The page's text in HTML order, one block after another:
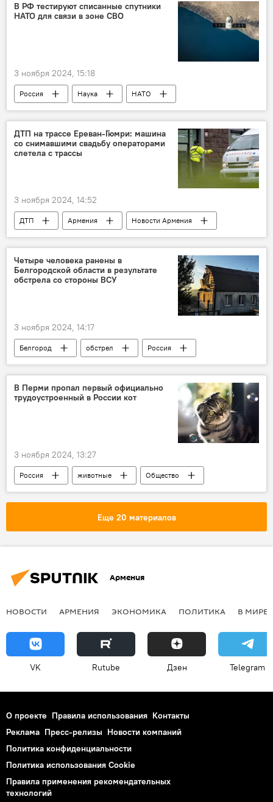
В РФ тестируют списанные спутники
НАТО для связи в зоне СВО
3 ноября 2024, 15:18
Россия Наука
НАТО
спутник
технологии СВО
ДТП на трассе Ереван-Гюмри: машина
со снимавшими свадьбу операторами
слетела с трассы
3 ноября 2024, 14:52
ДТП Армения
Новости Армения
Происшествия и инциденты в Армении
Четыре человека ранены в
Белгородской области в результате
обстрела со стороны ВСУ
3 ноября 2024, 14:17
Белгород обстрел
Россия
Украина
В Перми пропал первый официально
трудоустроенный в России кот
3 ноября 2024, 13:27
Россия животные Общество
Еще 20 материалов
Армения
НОВОСТИ АРМЕНИЯ ЭКОНОМИКА ПОЛИТИКА В МИРЕ
VK Rutube Дзен Telegram
О проекте Правила использования Контакты
Реклама Пресс-релизы Новости компаний
Политика конфиденциальности
Политика использования Cookie
Правила применения рекомендательных
технологий